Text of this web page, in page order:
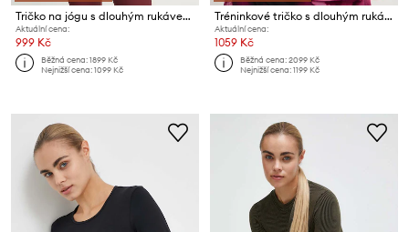
Tričko na jógu s dlouhým rukávem Casall Soft Rib
Aktuální cena:
999 Kč
Běžná cena:1899 Kč
Nejnižší cena:1099 Kč
Tréninkové tričko s dlouhým rukávem Casall Space
Aktuální cena:
1059 Kč
Běžná cena:2099 Kč
Nejnižší cena:1199 Kč